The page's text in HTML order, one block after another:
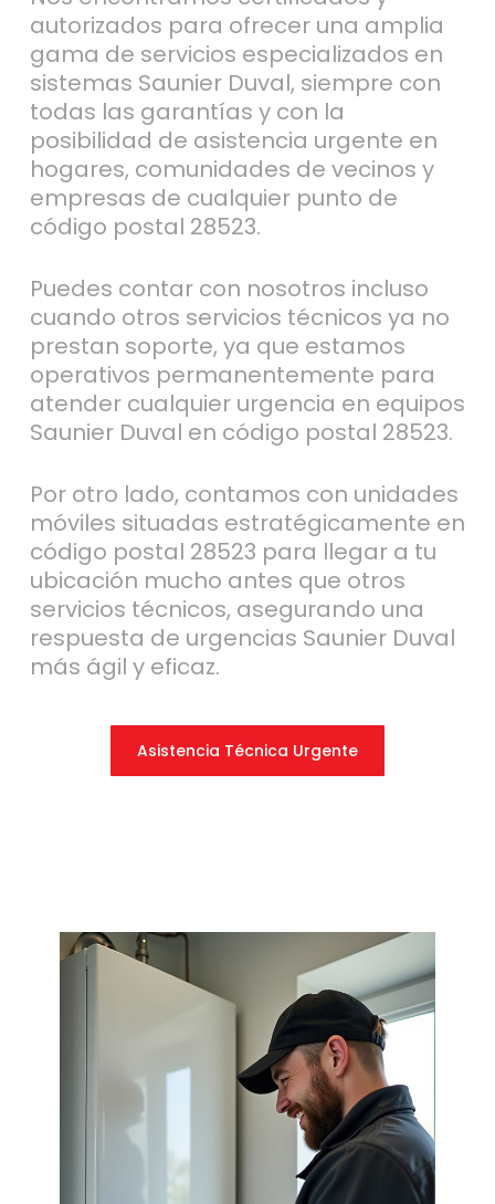
autorizados para ofrecer una amplia
gama de servicios especializados en
sistemas Saunier Duval, siempre con
todas las garantías y con la
posibilidad de asistencia urgente en
hogares, comunidades de vecinos y
empresas de cualquier punto de
código postal 28523.
Puedes contar con nosotros incluso
cuando otros servicios técnicos ya no
prestan soporte, ya que estamos
operativos permanentemente para
atender cualquier urgencia en equipos
Saunier Duval en código postal 28523.
Por otro lado, contamos con unidades
móviles situadas estratégicamente en
código postal 28523 para llegar a tu
ubicación mucho antes que otros
servicios técnicos, asegurando una
respuesta de urgencias Saunier Duval
más ágil y eficaz.
Asistencia Técnica Urgente